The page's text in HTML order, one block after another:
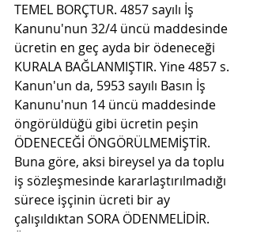
TEMEL BORÇTUR. 4857 sayılı İş
Kanunu'nun 32/4 üncü maddesinde
ücretin en geç ayda bir ödeneceği
KURALA BAĞLANMIŞTIR. Yine 4857 s.
Kanun'un da, 5953 sayılı Basın İş
Kanunu'nun 14 üncü maddesinde
öngörüldüğü gibi ücretin peşin
ÖDENECEĞİ ÖNGÖRÜLMEMİŞTİR.
Buna göre, aksi bireysel ya da toplu
iş sözleşmesinde kararlaştırılmadığı
sürece işçinin ücreti bir ay
çalışıldıktan SORA ÖDENMELİDİR.